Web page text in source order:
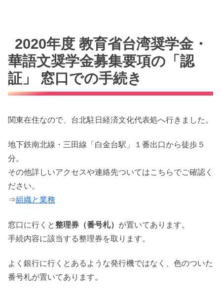
2020年度 教育省台湾奨学金・
華語文奨学金募集要項の「認
証」 窓口での手続き
関東在住なので、台北駐日経済文化代表処へ行きました。
地下鉄南北線・三田線「白金台駅」１番出口から徒歩５
分。
その他詳しいアクセスや連絡先ついてはこちらでご確認く
ださい。
⇒組織と業務
窓口に行くと整理券（番号札） が置いてあります。
手続内容に該当する整理券を取ります。
よく銀行に行くとあるような発行機ではなく、色のついた
番号札が置いてあります。